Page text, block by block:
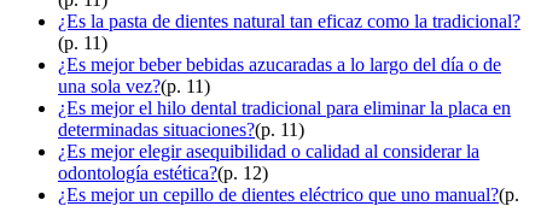
¿Es la pasta de dientes natural tan eficaz como la tradicional?
(p. 11)
¿Es mejor beber bebidas azucaradas a lo largo del día o de
una sola vez?(p. 11)
¿Es mejor el hilo dental tradicional para eliminar la placa en
determinadas situaciones?(p. 11)
¿Es mejor elegir asequibilidad o calidad al considerar la
odontología estética?(p. 12)
¿Es mejor un cepillo de dientes eléctrico que uno manual?(p.